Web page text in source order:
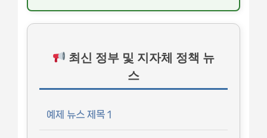
최신 정부 및 지자체 정책 뉴
스
예제 뉴스 제목 1